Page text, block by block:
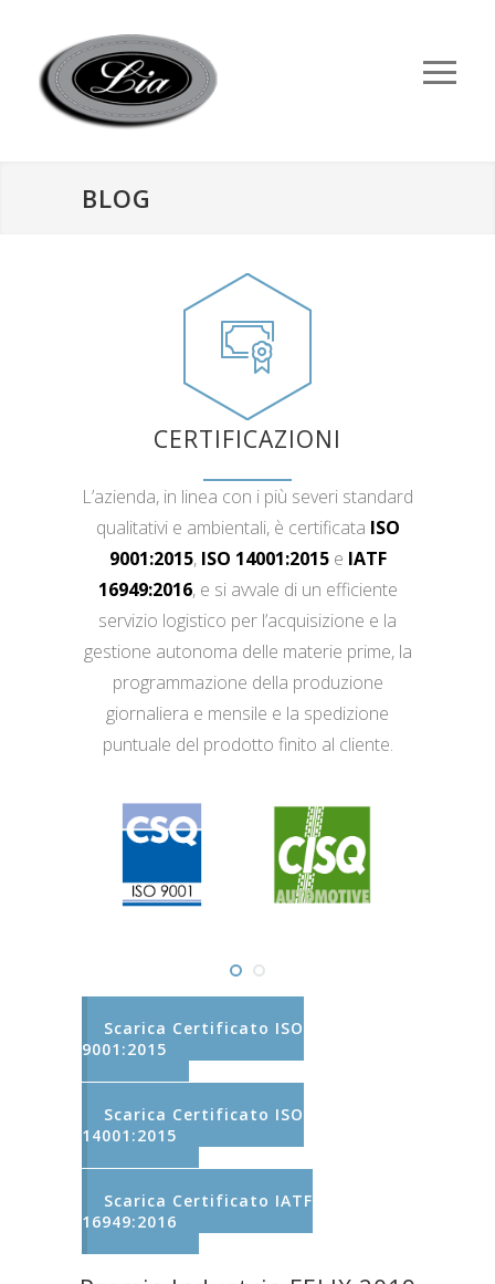
BLOG
CERTIFICAZIONI
L’azienda, in linea con i più severi standard
qualitativi e ambientali, è certificata ISO
9001:2015, ISO 14001:2015e IATF
16949:2016, e si avvale di un efficiente
servizio logistico per l’acquisizione e la
gestione autonoma delle materie prime, la
programmazione della produzione
giornaliera e mensile e la spedizione
puntuale del prodotto finito al cliente.
Scarica Certificato ISO
9001:2015
Scarica Certificato ISO
14001:2015
Scarica Certificato IATF
16949:2016